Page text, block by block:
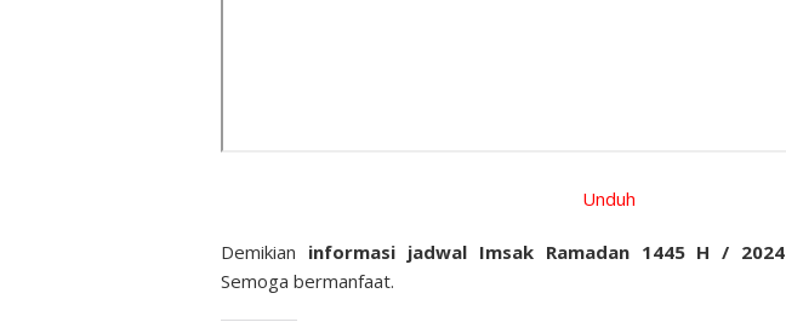
Unduh
Demikian informasi jadwal Imsak Ramadan 1445 H / 2024
Semoga bermanfaat.